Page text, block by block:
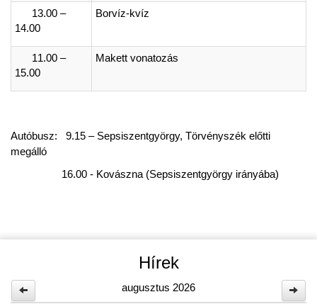
13.00 –
14.00
Borvíz-kvíz
11.00 –
15.00
Makett vonatozás
Autóbusz: 9.15 – Sepsiszentgyörgy, Törvényszék előtti
megálló
16.00 - Kovászna (Sepsiszentgyörgy irányába)
Hírek
augusztus 2026